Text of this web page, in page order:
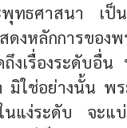
ทธศาสนา เป็
ดงหลักการขอ
ถึงเรื่องระดับอื่
มิใช่อย่างนั้น พ
นแง่ระดับ จะแ